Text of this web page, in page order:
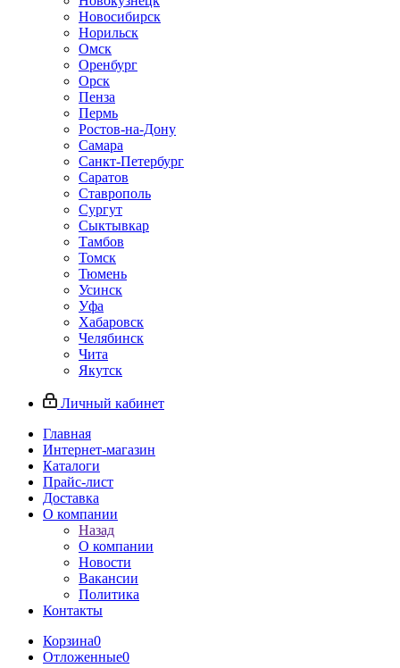
Новосибирск
Норильск
Омск
Оренбург
Орск
Пенза
Пермь
Ростов-на-Дону
Самара
Санкт-Петербург
Саратов
Ставрополь
Сургут
Сыктывкар
Тамбов
Томск
Тюмень
Усинск
Уфа
Хабаровск
Челябинск
Чита
Якутск
Личный кабинет
Главная
Интернет-магазин
Каталоги
Прайс-лист
Доставка
О компании
Назад
О компании
Новости
Вакансии
Политика
Контакты
Корзина0
Отложенные0